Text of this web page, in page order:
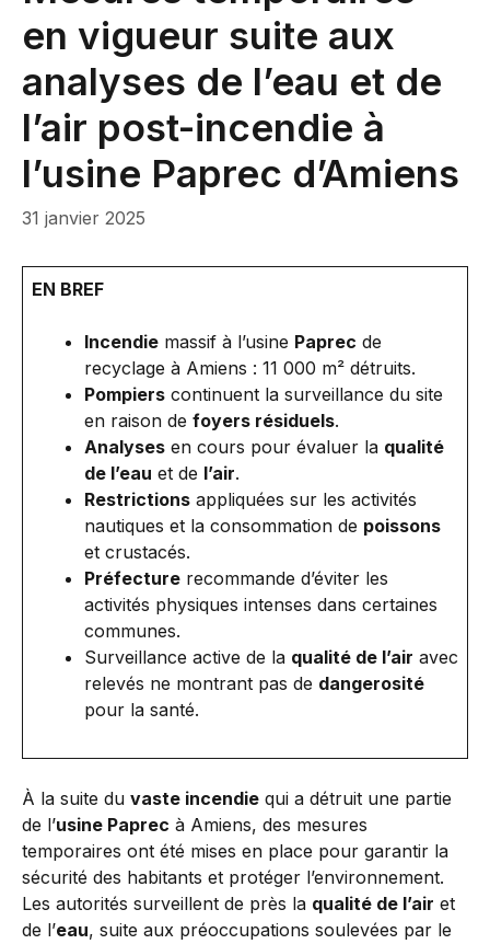
en vigueur suite aux
analyses de l’eau et de
l’air post-incendie à
l’usine Paprec d’Amiens
31 janvier 2025
EN BREF
Incendie massif à l’usine Paprec de
recyclage à Amiens : 11 000 m² détruits.
Pompiers continuent la surveillance du site
en raison de foyers résiduels.
Analyses en cours pour évaluer la qualité
de l’eau et de l’air.
Restrictions appliquées sur les activités
nautiques et la consommation de poissons
et crustacés.
Préfecture recommande d’éviter les
activités physiques intenses dans certaines
communes.
Surveillance active de la qualité de l’air avec
relevés ne montrant pas de dangerosité
pour la santé.
À la suite du vaste incendie qui a détruit une partie
de l’usine Paprec à Amiens, des mesures
temporaires ont été mises en place pour garantir la
sécurité des habitants et protéger l’environnement.
Les autorités surveillent de près la qualité de l’air et
de l’eau, suite aux préoccupations soulevées par le